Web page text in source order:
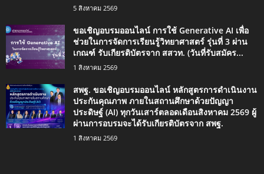
5 สิงหาคม 2569
ขอเชิญอบรมออนไลน์ การใช้ Generative AI เพื่อ
ช่วยในการจัดการเรียนรู้วิทยาศาสตร์ รุ่นที่ 3 ผ่าน
เกณฑ์ รับเกียรติบัตรจาก สสวท. (วันที่รับสมัคร...
1 สิงหาคม 2569
สพฐ. ขอเชิญอบรมออนไลน์ หลักสูตรการดำเนินงาน
ประกันคุณภาพ ภายในสถานศึกษาด้วยปัญญา
ประดิษฐ์ (AI) ทุกวันเสาร์ตลอดเดือนสิงหาคม 2569 ผู้
ผ่านการอบรมจะได้รับเกียรติบัตรจาก สพฐ.
1 สิงหาคม 2569